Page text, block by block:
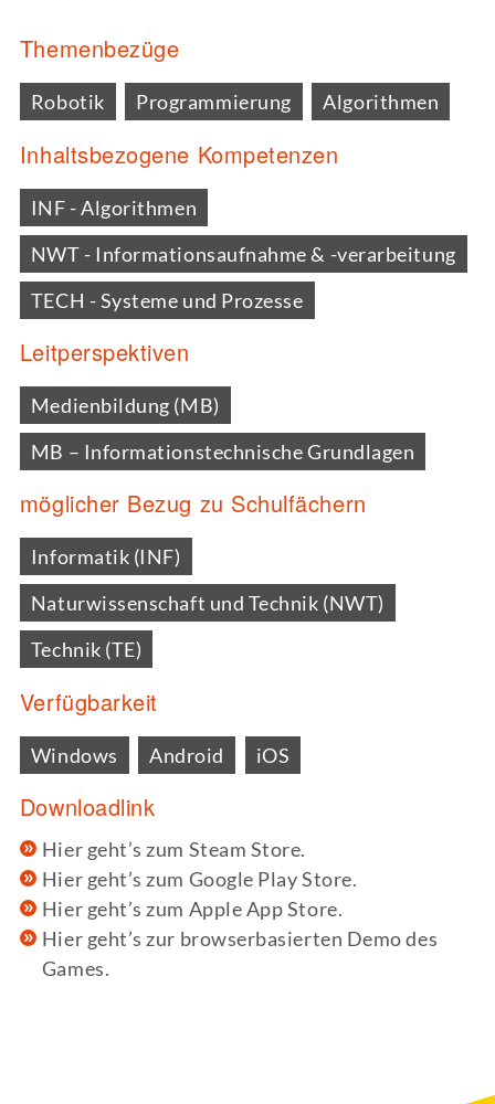
Themenbezüge
Robotik Programmierung Algorithmen
Inhaltsbezogene Kompetenzen
INF - Algorithmen
NWT - Informationsaufnahme & -verarbeitung
TECH - Systeme und Prozesse
Leitperspektiven
Medienbildung (MB)
MB – Informationstechnische Grundlagen
möglicher Bezug zu Schulfächern
Informatik (INF)
Naturwissenschaft und Technik (NWT)
Technik (TE)
Verfügbarkeit
Windows Android iOS
Downloadlink
Hier geht’s zum Steam Store.
Hier geht’s zum Google Play Store.
Hier geht’s zum Apple App Store.
Hier geht’s zur browserbasierten Demo des
Games.